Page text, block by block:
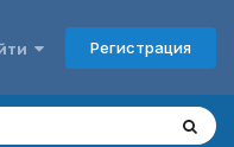
Регистрация